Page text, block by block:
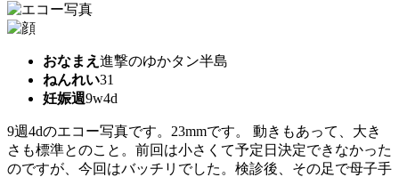
おなまえ 進撃のゆかタン半島
ねんれい31
妊娠週9w4d
9週4dのエコー写真です。23mmです。 動きもあって、大き
さも標準とのこと。前回は小さくて予定日決定できなかった
のですが、今回はバッチリでした。検診後、その足で母子手